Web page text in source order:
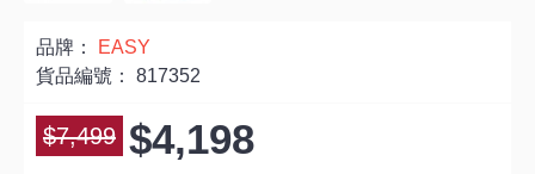
品牌：
EASY
貨品編號： 817352
$7,499 $4,198